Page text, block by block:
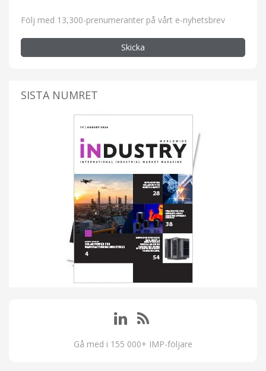
Följ med 13,300-prenumeranter på vårt e-nyhetsbrev
Skicka
SISTA NUMRET
Gå med i 155 000+ IMP-följare